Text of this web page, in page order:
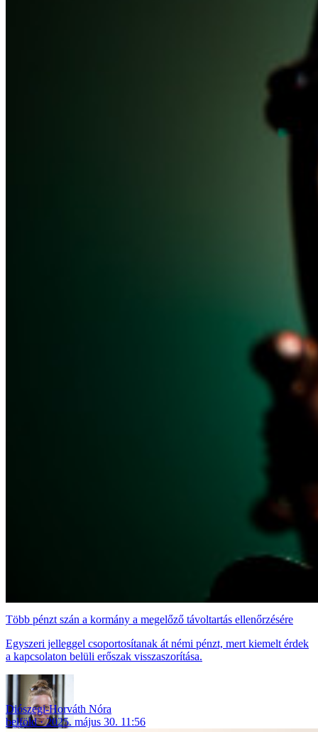
Több pénzt szán a kormány a megelőző távoltartás ellenőrzésére
Egyszeri jelleggel csoportosítanak át némi pénzt, mert kiemelt érdek
a kapcsolaton belüli erőszak visszaszorítása.
Diószegi-Horváth Nóra
belföld
2025. május 30. 11:56